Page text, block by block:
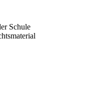
Schule